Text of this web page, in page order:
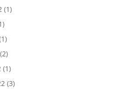
(1)
(2)
(1)
(3)